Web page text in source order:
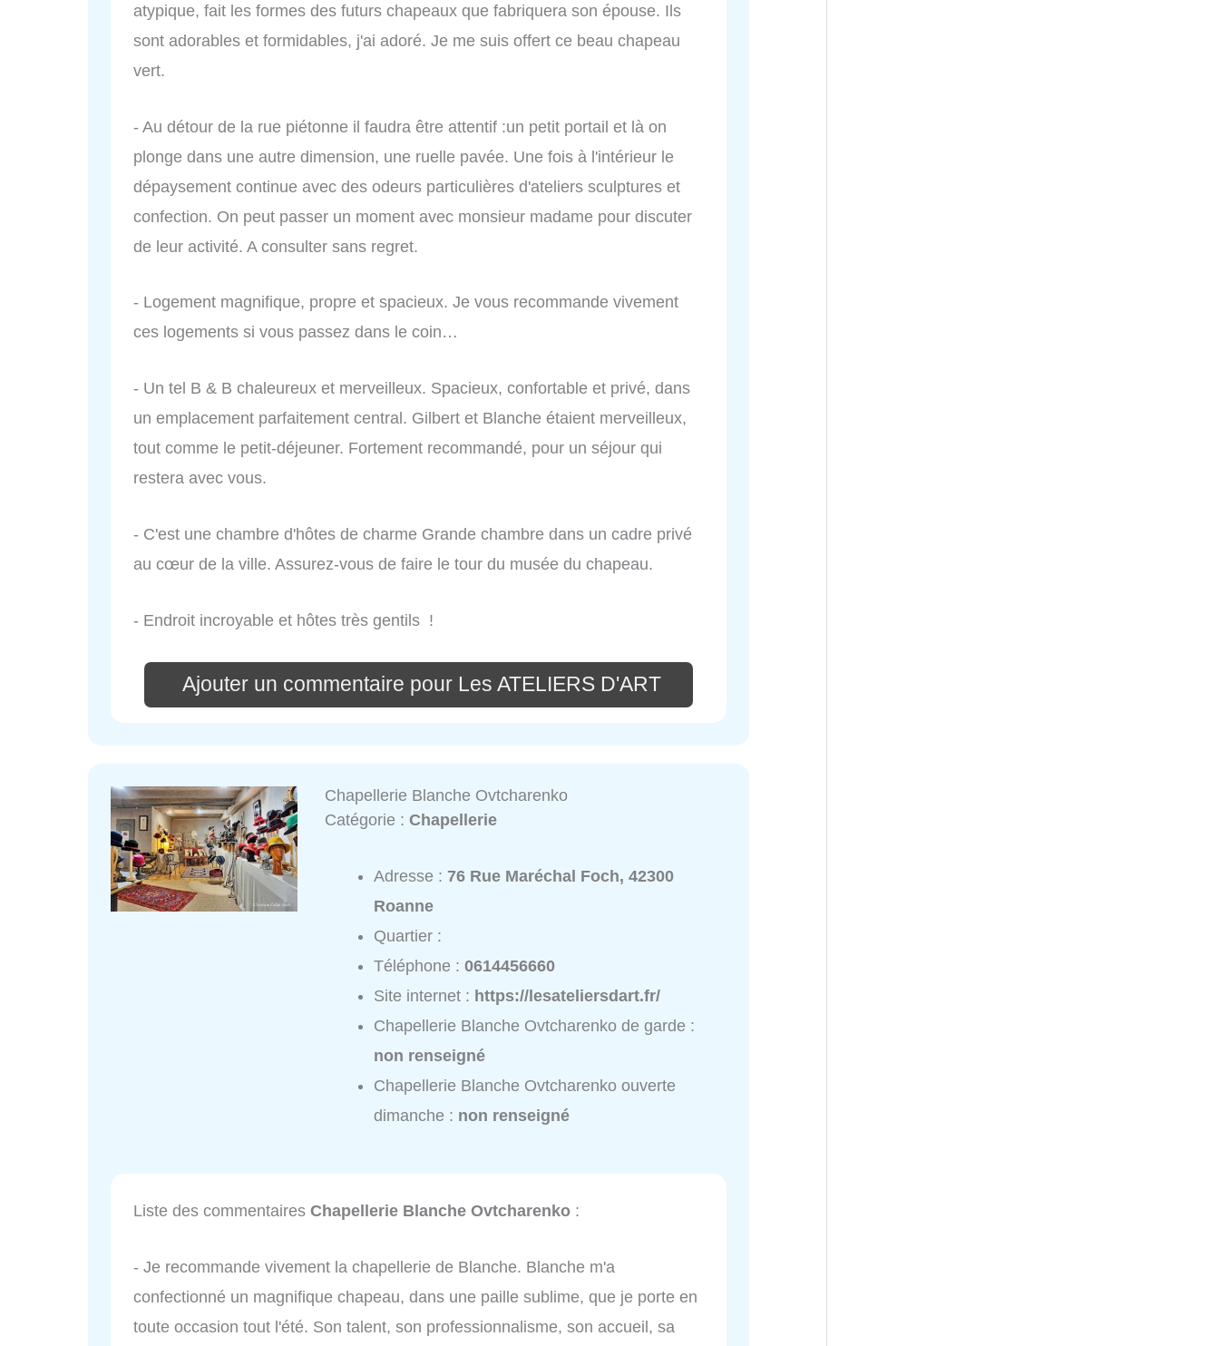
atypique, fait les formes des futurs chapeaux que fabriquera son épouse. Ils
sont adorables et formidables, j'ai adoré. Je me suis offert ce beau chapeau
vert.
- Au détour de la rue piétonne il faudra être attentif :un petit portail et là on
plonge dans une autre dimension, une ruelle pavée. Une fois à l'intérieur le
dépaysement continue avec des odeurs particulières d'ateliers sculptures et
confection. On peut passer un moment avec monsieur madame pour discuter
de leur activité. A consulter sans regret.
- Logement magnifique, propre et spacieux. Je vous recommande vivement
ces logements si vous passez dans le coin…
- Un tel B & B chaleureux et merveilleux. Spacieux, confortable et privé, dans
un emplacement parfaitement central. Gilbert et Blanche étaient merveilleux,
tout comme le petit-déjeuner. Fortement recommandé, pour un séjour qui
restera avec vous.
- C'est une chambre d'hôtes de charme Grande chambre dans un cadre privé
au cœur de la ville. Assurez-vous de faire le tour du musée du chapeau.
- Endroit incroyable et hôtes très gentils !
Ajouter un commentaire pour Les ATELIERS D'ART
Chapellerie Blanche Ovtcharenko
Catégorie :Chapellerie
Adresse :76 Rue Maréchal Foch, 42300
Roanne
Quartier :
Téléphone :0614456660
Site internet : https://lesateliersdart.fr/
Chapellerie Blanche Ovtcharenko de garde :
non renseigné
Chapellerie Blanche Ovtcharenko ouverte
dimanche : non renseigné
Liste des commentaires Chapellerie Blanche Ovtcharenko :
- Je recommande vivement la chapellerie de Blanche. Blanche m'a
confectionné un magnifique chapeau, dans une paille sublime, que je porte en
toute occasion tout l'été. Son talent, son professionnalisme, son accueil, sa